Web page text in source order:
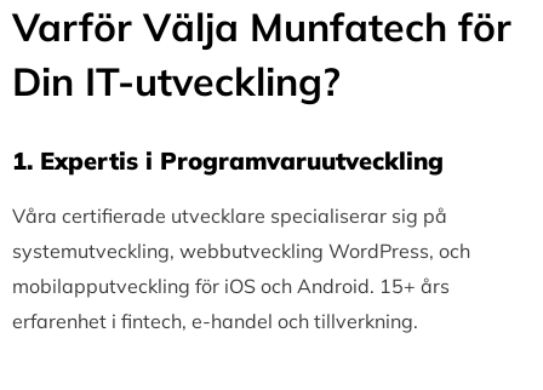
Varför Välja Munfatech för
Din IT-utveckling?
1.⁠ ⁠Expertis i Programvaruutveckling
Våra certifierade utvecklare specialiserar sig på
systemutveckling, webbutveckling WordPress, och
mobilapputveckling för iOS och Android. 15+ års
erfarenhet i fintech, e-handel och tillverkning.